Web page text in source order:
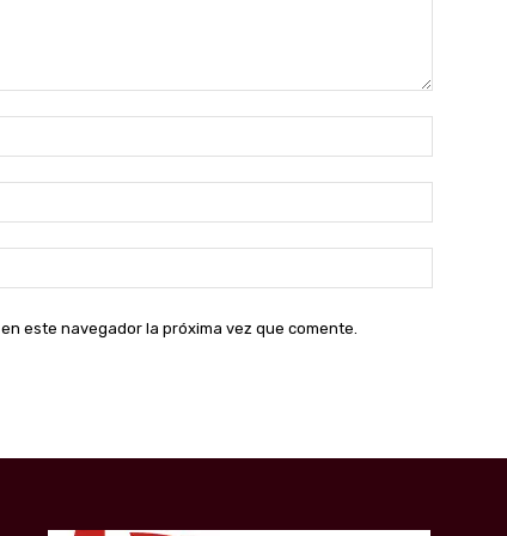
web:
este navegador la próxima vez que comente.